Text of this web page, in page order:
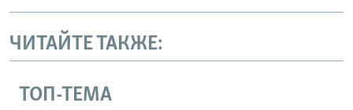
ЧИТАЙТЕ ТАКЖЕ:
ТОП-ТЕМА